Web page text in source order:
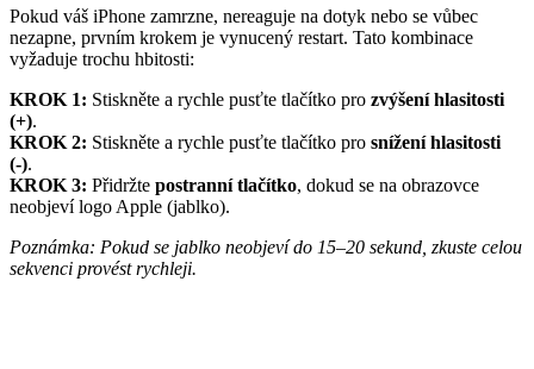
Pokud váš iPhone zamrzne, nereaguje na dotyk nebo se vůbec
nezapne, prvním krokem je vynucený restart. Tato kombinace
vyžaduje trochu hbitosti:
KROK 1: Stiskněte a rychle pusťte tlačítko pro zvýšení hlasitosti
(+).
KROK 2: Stiskněte a rychle pusťte tlačítko pro snížení hlasitosti
(-).
KROK 3: Přidržte postranní tlačítko, dokud se na obrazovce
neobjeví logo Apple (jablko).
Poznámka: Pokud se jablko neobjeví do 15–20 sekund, zkuste celou
sekvenci provést rychleji.